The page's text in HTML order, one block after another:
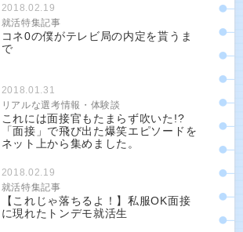
2018.02.19
就活特集記事
コネ0の僕がテレビ局の内定を貰うま
で
2018.01.31
リアルな選考情報・体験談
これには面接官もたまらず吹いた!?
「面接」で飛び出た爆笑エピソードを
ネット上から集めました。
2018.02.19
就活特集記事
【これじゃ落ちるよ！】私服OK面接
に現れたトンデモ就活生